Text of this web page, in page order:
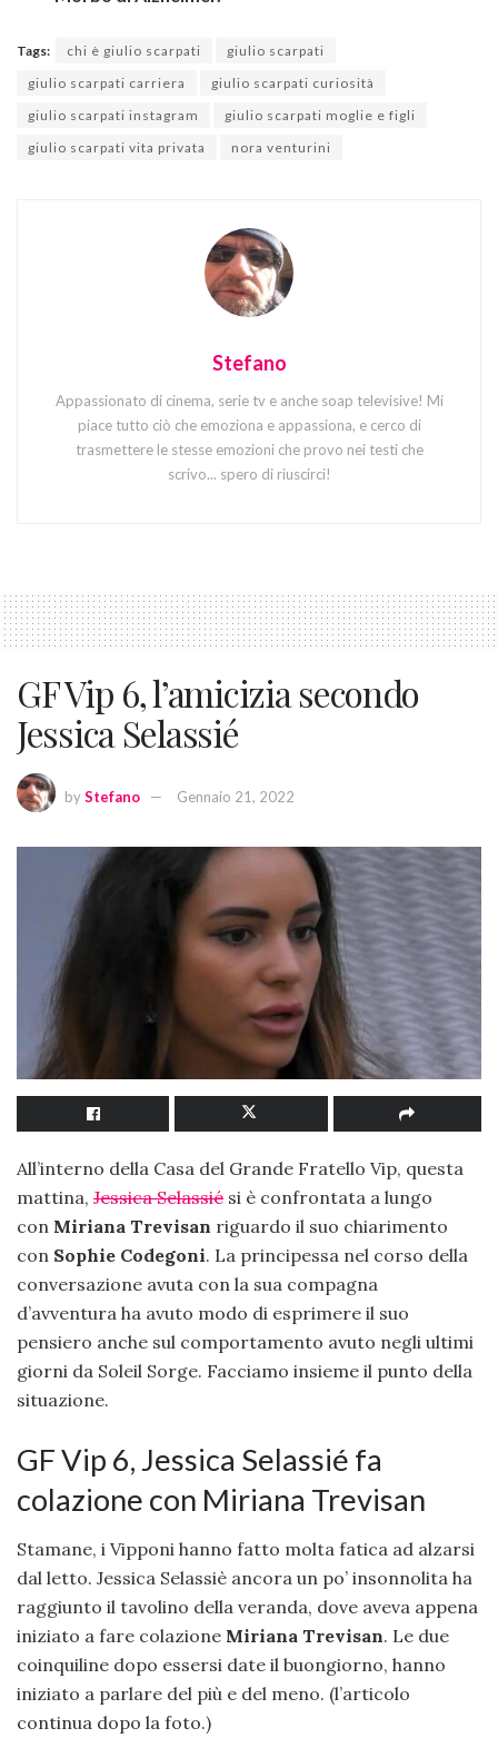
Tags: chi è giulio scarpati
giulio scarpati
giulio scarpati carriera
giulio scarpati curiosità
giulio scarpati instagram
giulio scarpati moglie e figli
giulio scarpati vita privata
nora venturini
Stefano
Appassionato di cinema, serie tv e anche soap televisive! Mi
piace tutto ciò che emoziona e appassiona, e cerco di
trasmettere le stesse emozioni che provo nei testi che
scrivo... spero di riuscirci!
GF Vip 6, l’amicizia secondo
Jessica Selassié
byStefano Gennaio 21, 2022
All’interno della Casa del Grande Fratello Vip, questa
mattina, Jessica Selassié si è confrontata a lungo
con Miriana Trevisan riguardo il suo chiarimento
con Sophie Codegoni. La principessa nel corso della
conversazione avuta con la sua compagna
d’avventura ha avuto modo di esprimere il suo
pensiero anche sul comportamento avuto negli ultimi
giorni da Soleil Sorge. Facciamo insieme il punto della
situazione.
GF Vip 6, Jessica Selassié fa
colazione con Miriana Trevisan
Stamane, i Vipponi hanno fatto molta fatica ad alzarsi
dal letto. Jessica Selassiè ancora un po’ insonnolita ha
raggiunto il tavolino della veranda, dove aveva appena
iniziato a fare colazione Miriana Trevisan. Le due
coinquiline dopo essersi date il buongiorno, hanno
iniziato a parlare del più e del meno. (l’articolo
continua dopo la foto.)